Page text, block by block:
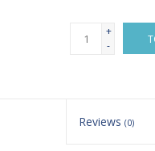
+
-
Reviews(0)